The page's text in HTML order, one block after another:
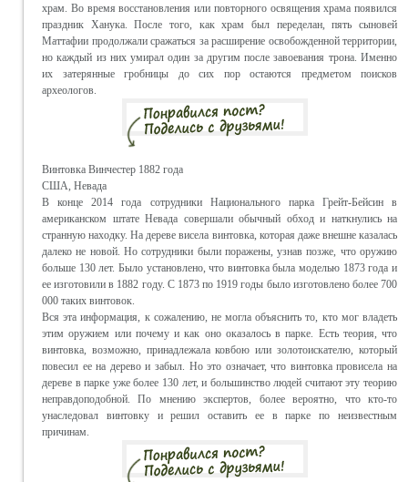
храм. Во время восстановления или повторного освящения храма появился
праздник Ханука. После того, как храм был переделан, пять сыновей
Маттафии продолжали сражаться за расширение освобожденной территории,
но каждый из них умирал один за другим после завоевания трона. Именно
их затерянные гробницы до сих пор остаются предметом поисков
археологов.
Винтовка Винчестер 1882 года
США, Невада
В конце 2014 года сотрудники Национального парка Грейт-Бейсин в
американском штате Невада совершали обычный обход и наткнулись на
странную находку. На дереве висела винтовка, которая даже внешне казалась
далеко не новой. Но сотрудники были поражены, узнав позже, что оружию
больше 130 лет. Было установлено, что винтовка была моделью 1873 года и
ее изготовили в 1882 году. С 1873 по 1919 годы было изготовлено более 700
000 таких винтовок.
Вся эта информация, к сожалению, не могла объяснить то, кто мог владеть
этим оружием или почему и как оно оказалось в парке. Есть теория, что
винтовка, возможно, принадлежала ковбою или золотоискателю, который
повесил ее на дерево и забыл. Но это означает, что винтовка провисела на
дереве в парке уже более 130 лет, и большинство людей считают эту теорию
неправдоподобной. По мнению экспертов, более вероятно, что кто-то
унаследовал винтовку и решил оставить ее в парке по неизвестным
причинам.